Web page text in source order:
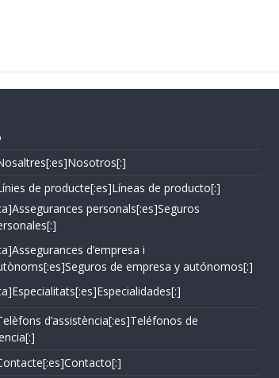
de producte[:es]Líneas de producto[:]
personals[:es]Seguros
d’empresa i
de empresa y autónomos[:]
d’assistència[:es]Teléfonos de